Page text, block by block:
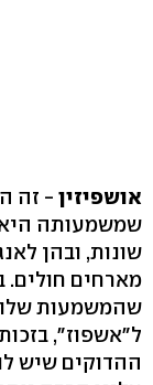
אושפיזין - זה
שמשמעותה היא
שונות, ובהן
מארחים
שהמשמעות שלו
ל"אשפוז",
ההדוקים שיש